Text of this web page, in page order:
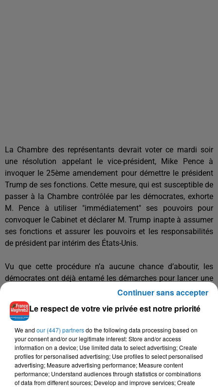
La Chambre des représentants devrait voter ce mardi soir
une résolution appelant le vice-président, Mike Pence à
invoquer le 25ème amendement pour démettre le président
Trump de ses fonctions. Cette mesure, qui est susceptible de
passer à la Chambre contrôlée par les démocrates, exhorte
M. Pence à utiliser "immédiatement" ses pouvoirs pour
convoquer le Cabinet et déclarer M. Trump inapte à assumer
ses fonctions et assurer les pouvoirs et les responsabilités
de président par intérim des États-Unis.
Vu que cette procédure n’a aucune chance d’aboutir, les
démocrates ont déjà entamé les démarches pour lancer une
seconde procédure de destitution contre le locataire de la
Maison Blanche qu’ils accusent d'avoir "incité à la violence"
contre le siège du Capitole pendant la séance pour l’annonce
présidentielle du 3 novembre.
Les démocrates, enhardis par l'indignation suscitée par les
violences au siège du Congrès le 6 janvier, semblent
déterminés à demander la destitution de Trump avant que le
Le respect de votre vie privée est notre priorité
We and our (447) partnersdo the following data processing based on
your consent and/or our legitimate interest: Store and/or access
information on a device; Use limited data to select advertising; Create
profiles for personalised advertising; Use profiles to select personalised
advertising; Measure advertising performance; Measure content
performance; Understand audiences through statistics or combinations
of data from different sources; Develop and improve services; Create
Continuer sans accepter